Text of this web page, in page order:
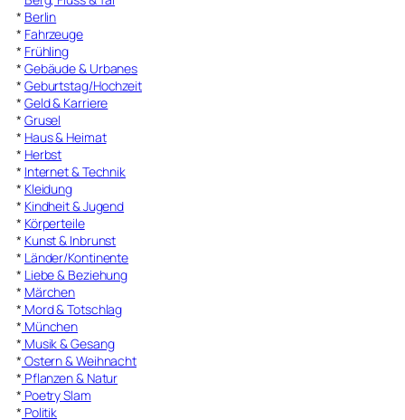
* Berlin
* Fahrzeuge
* Frühling
* Gebäude & Urbanes
* Geburtstag/Hochzeit
* Geld & Karriere
* Grusel
* Haus & Heimat
* Herbst
* Internet & Technik
* Kleidung
* Kindheit & Jugend
* Körperteile
* Kunst & Inbrunst
* Länder/Kontinente
* Liebe & Beziehung
* Märchen
* Mord & Totschlag
* München
* Musik & Gesang
* Ostern & Weihnacht
* Pflanzen & Natur
* Poetry Slam
* Politik